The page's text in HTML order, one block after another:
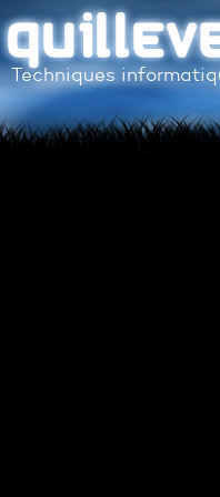
Techniques